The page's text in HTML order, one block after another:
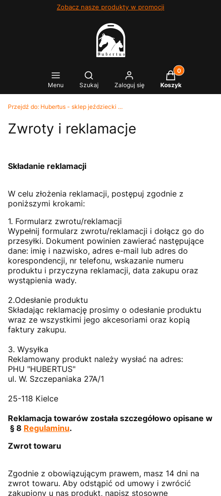
Zobacz nasze produkty w promocji
Menu
Otwórz wyszukiwarkę
Szukaj Zaloguj się
Produkty w
Koszyk
Przejdź do: Hubertus - sklep jeździecki Kielce
Zwroty i reklamacje
Składanie reklamacji
W celu złożenia reklamacji, postępuj zgodnie z
poniższymi krokami:
1. Formularz zwrotu/reklamacji
Wypełnij formularz zwrotu/reklamacji i dołącz go do
przesyłki. Dokument powinien zawierać następujące
dane: imię i nazwisko, adres e-mail lub adres do
korespondencji, nr telefonu, wskazanie numeru
produktu i przyczyna reklamacji, data zakupu oraz
wystąpienia wady.
2.Odesłanie produktu
Składając reklamację prosimy o odesłanie produktu
wraz ze wszystkimi jego akcesoriami oraz kopią
faktury zakupu.
3. Wysyłka
Reklamowany produkt należy wysłać na adres:
PHU "HUBERTUS"
ul. W. Szczepaniaka 27A/1
25-118 Kielce
Reklamacja towarów została szczegółowo opisane w
§ 8 Regulaminu.
Zwrot towaru
Zgodnie z obowiązującym prawem, masz 14 dni na
zwrot towaru. Aby odstąpić od umowy i zwrócić
zakupiony u nas produkt, napisz stosowne